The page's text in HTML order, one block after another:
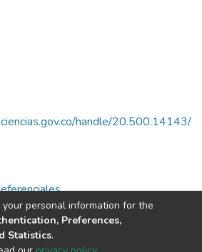
handle/20.500.14143/
personal information for the
Preferences,
Statistics.